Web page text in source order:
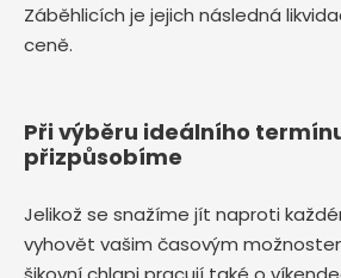
Záběhlicích je jejich následná
ceně.
Při výběru ideálního
přizpůsobíme
Jelikož se snažíme jít naproti
vyhovět vašim časovým